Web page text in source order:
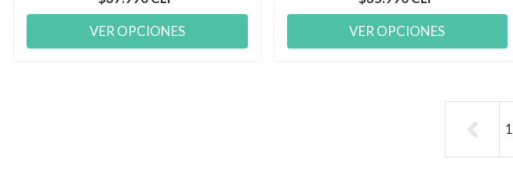
VER OPCIONES
VER OPCIONES
1